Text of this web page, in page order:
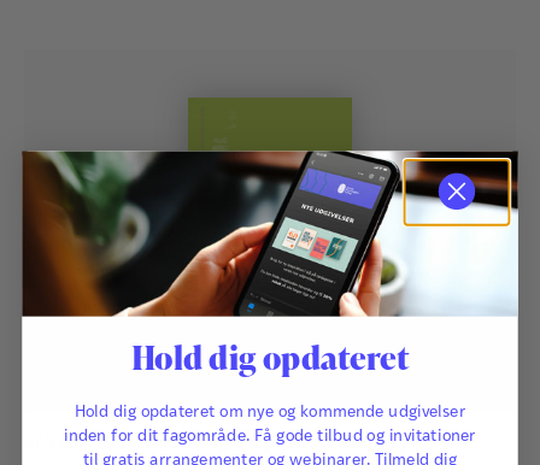
Susan E. GathercoleogTracy Packiam Alloway
Hold dig opdateret
Hold dig opdateret om nye og kommende udgivelser
inden for dit fagområde. Få gode tilbud og invitationer
til gratis arrangementer og webinarer. Tilmeld dig